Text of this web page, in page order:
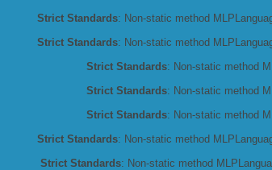
Strict Standards: Non-static method
Strict Standards: Non-static method
Strict Standards: Non-static method
Strict Standards: Non-static method
Strict Standards: Non-static method
Strict Standards: Non-static method
Strict Standards: Non-static method